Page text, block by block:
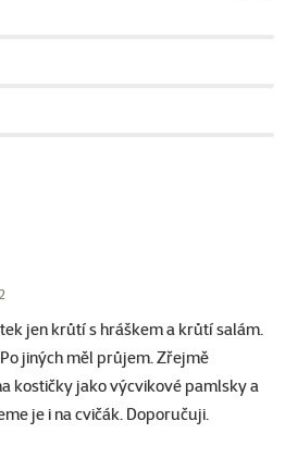
jen krůtí s hráškem a krůtí salám.
jiných měl průjem. Zřejmě
kostičky jako výcvikové pamlsky a
je i na cvičák. Doporučuji.